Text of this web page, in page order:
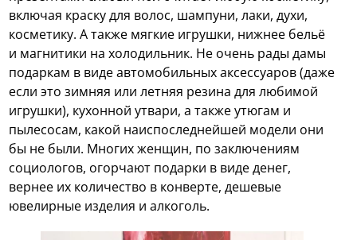
включая краску для волос, шампуни, лаки, духи,
косметику. А также мягкие игрушки, нижнее бельё
и магнитики на холодильник. Не очень рады дамы
подаркам в виде автомобильных аксессуаров (даже
если это зимняя или летняя резина для любимой
игрушки), кухонной утвари, а также утюгам и
пылесосам, какой наиспоследнейшей модели они
бы не были. Многих женщин, по заключениям
социологов, огорчают подарки в виде денег,
вернее их количество в конверте, дешевые
ювелирные изделия и алкоголь.